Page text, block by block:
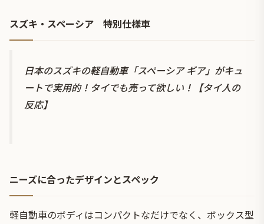
スズキ・スペーシア 特別仕様車
日本のスズキの軽自動車「スペーシア ギア」がキュ
ートで実用的！タイでも売って欲しい！【タイ人の
反応】
ニーズに合ったデザインとスペック
軽自動車のボディはコンパクトなだけでなく、ボックス型